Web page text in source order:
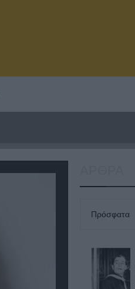
Πρόσφατα